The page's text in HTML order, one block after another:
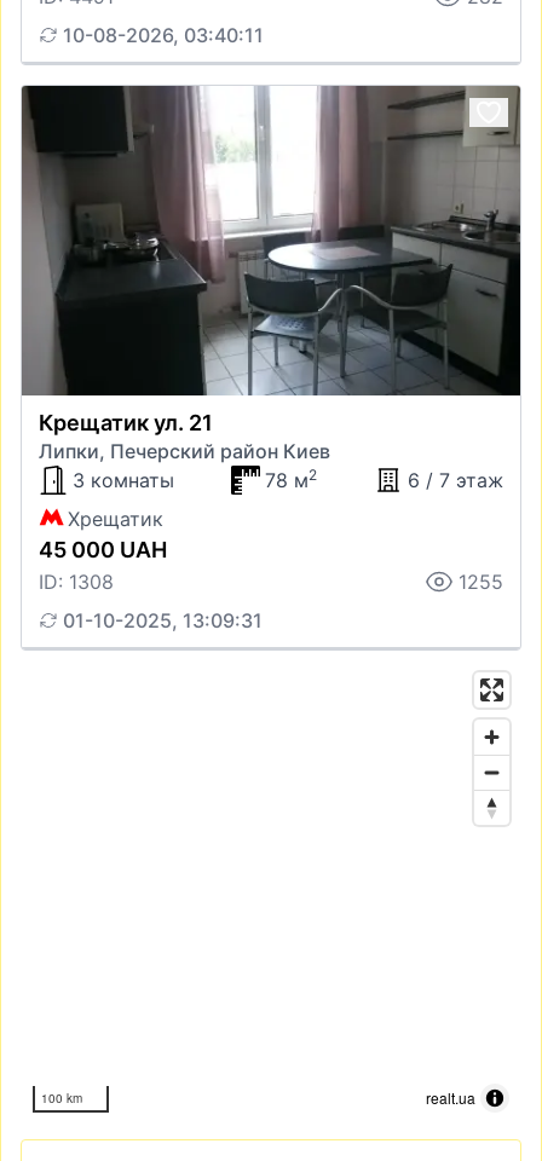
10-08-2026, 03:40:11
Крещатик ул. 21
Липки, Печерский район Киев
3 комнаты
78 м2
6 / 7 этаж
Хрещатик
45 000 UAH
ID: 1308
1255
01-10-2025, 13:09:31
100 km realt.ua